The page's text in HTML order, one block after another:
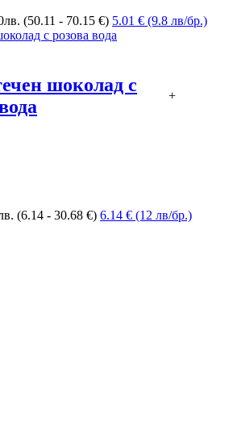
лв. Price
range:
(50.11 - 70.15 €) 5.01 € (9.8 лв/бр.)
шоколад с
+
Price
(6.14 - 30.68 €) 6.14 € (12 лв/бр.)